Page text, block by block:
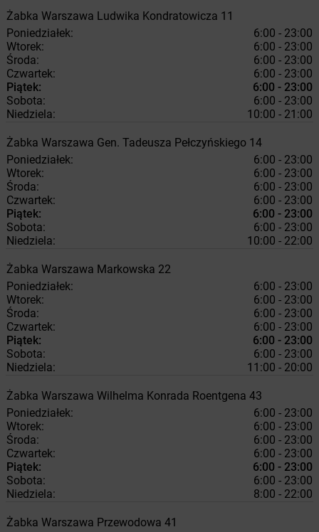
Żabka Warszawa Ludwika Kondratowicza 11
Poniedziałek:
6:00 - 23:00
Wtorek:
6:00 - 23:00
Środa:
6:00 - 23:00
Czwartek:
6:00 - 23:00
Piątek:
6:00 - 23:00
Sobota:
6:00 - 23:00
Niedziela:
10:00 - 21:00
Żabka Warszawa Gen. Tadeusza Pełczyńskiego 14
Poniedziałek:
6:00 - 23:00
Wtorek:
6:00 - 23:00
Środa:
6:00 - 23:00
Czwartek:
6:00 - 23:00
Piątek:
6:00 - 23:00
Sobota:
6:00 - 23:00
Niedziela:
10:00 - 22:00
Żabka Warszawa Markowska 22
Poniedziałek:
6:00 - 23:00
Wtorek:
6:00 - 23:00
Środa:
6:00 - 23:00
Czwartek:
6:00 - 23:00
Piątek:
6:00 - 23:00
Sobota:
6:00 - 23:00
Niedziela:
11:00 - 20:00
Żabka Warszawa Wilhelma Konrada Roentgena 43
Poniedziałek:
6:00 - 23:00
Wtorek:
6:00 - 23:00
Środa:
6:00 - 23:00
Czwartek:
6:00 - 23:00
Piątek:
6:00 - 23:00
Sobota:
6:00 - 23:00
Niedziela:
8:00 - 22:00
Żabka Warszawa Przewodowa 41